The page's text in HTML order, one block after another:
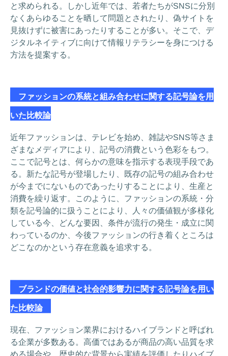
と求められる。しかし近年では、若者たちがSNSに分別
なくあらゆることを晒して問題とされたり、偽サイトを
見抜けずに被害にあったりすることが多い。そこで、デ
ジタルネイティブに向けて情報リテラシーを身につける
方法を提案する。
ファッションの系統と組み合わせに関する記号論を用
いた比較論
近年ファッションは、テレビを始め、雑誌やSNS等さま
ざまなメディアにより、記号の消費という色彩をもつ。
ここで記号とは、何らかの意味を指示する表現手段であ
る。新たな記号が登場したり、既存の記号の組み合わせ
が今までにないものであったりすることにより、生産と
消費を繰り返す。このように、ファッションの系統・分
類を記号論的に扱うことにより、人々の価値観が多様化
している今、どんな要因、条件が流行の発生・成立に関
わっているのか、今後ファッションの行き着くところは
どこなのかという存在意義を追求する。
ブランドの価値と社会的影響力に関する記号論を用い
た比較論
現在、ファッション業界におけるハイブランドと呼ばれ
る企業が多数ある。高価ではあるが商品の高い品質を求
める場合や、歴史的な背景から実績を評価したりハイブ